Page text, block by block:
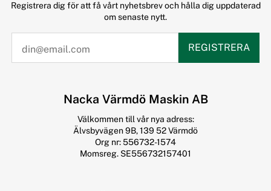
Registrera dig för att få vårt nyhetsbrev och hålla dig uppdaterad
om senaste nytt.
REGISTRERA
Nacka Värmdö Maskin AB
Välkommen till vår nya adress:
Älvsbyvägen 9B, 139 52 Värmdö
Org nr: 556732-1574
Momsreg. SE556732157401